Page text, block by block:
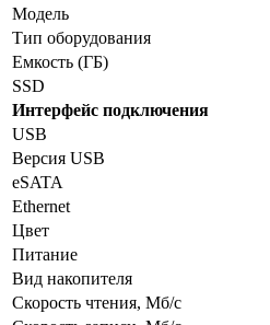
Модель
Тип оборудования
Емкость (ГБ)
SSD
Интерфейс подключения
USB
Версия USB
eSATA
Ethernet
Цвет
Питание
Вид накопителя
Скорость чтения, Мб/с